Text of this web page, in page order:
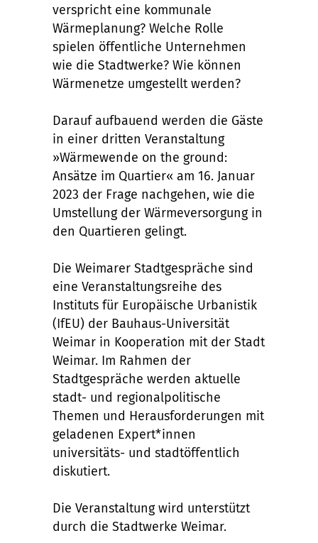
verspricht eine kommunale
Wärmeplanung? Welche Rolle
spielen öffentliche Unternehmen
wie die Stadtwerke? Wie können
Wärmenetze umgestellt werden?
Darauf aufbauend werden die Gäste
in einer dritten Veranstaltung
»Wärmewende on the ground:
Ansätze im Quartier« am 16. Januar
2023 der Frage nachgehen, wie die
Umstellung der Wärmeversorgung in
den Quartieren gelingt.
Die Weimarer Stadtgespräche sind
eine Veranstaltungsreihe des
Instituts für Europäische Urbanistik
(IfEU) der Bauhaus-Universität
Weimar in Kooperation mit der Stadt
Weimar. Im Rahmen der
Stadtgespräche werden aktuelle
stadt- und regionalpolitische
Themen und Herausforderungen mit
geladenen Expert*innen
universitäts- und stadtöffentlich
diskutiert.
Die Veranstaltung wird unterstützt
durch die Stadtwerke Weimar.